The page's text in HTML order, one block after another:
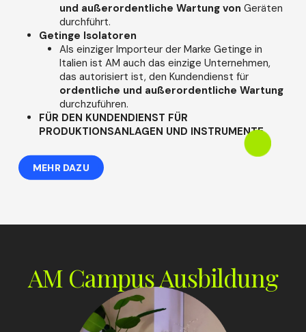
und außerordentliche Wartung von Geräten
durchführt.
Getinge Isolatoren
Als einziger Importeur der Marke Getinge in
Italien ist AM auch das einzige Unternehmen,
das autorisiert ist, den Kundendienst für
ordentliche und außerordentliche Wartung
durchzuführen.
FÜR DEN KUNDENDIENST FÜR
PRODUKTIONSANLAGEN UND INSTRUMENTE.
MEHR DAZU
AM Campus Ausbildung